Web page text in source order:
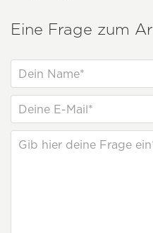
Eine Frage zum